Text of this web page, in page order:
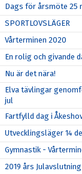
Dags för årsmöte 25
SPORTLOVSLÄGER
Vårterminen 2020
En rolig och givande
Nu är det nära!
Elva tävlingar
jul
Fartfylld dag i
Utvecklingsläger 14
Gymnastik -
2019 års Julavslutning